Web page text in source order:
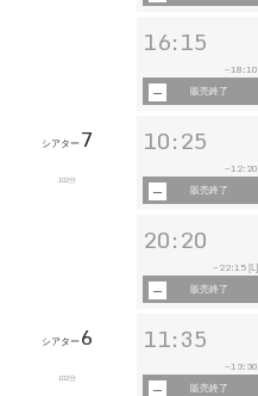
16:15
~18:10
販売終了
シアター 7
102分
10:25
~12:20
販売終了
20:20
~ 22:15 [L]
販売終了
シアター 6
102分
11:35
~13:30
販売終了